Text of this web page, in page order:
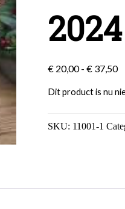
€ 20,00- € 37,50
Dit product is nu
SKU: 11001-1